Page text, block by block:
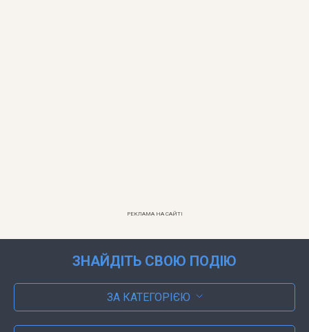
РЕКЛАМА НА САЙТІ
ЗНАЙДІТЬ СВОЮ ПОДІЮ
ЗА КАТЕГОРІЄЮ